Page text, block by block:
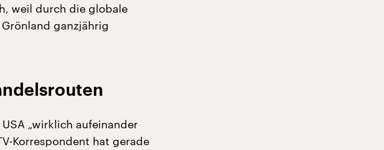
weil durch die globale
ganzjährig
„wirklich aufeinander
Korrespondent hat gerade